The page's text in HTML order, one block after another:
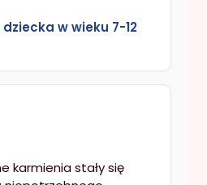
w wieku 7-12
karmienia stały się